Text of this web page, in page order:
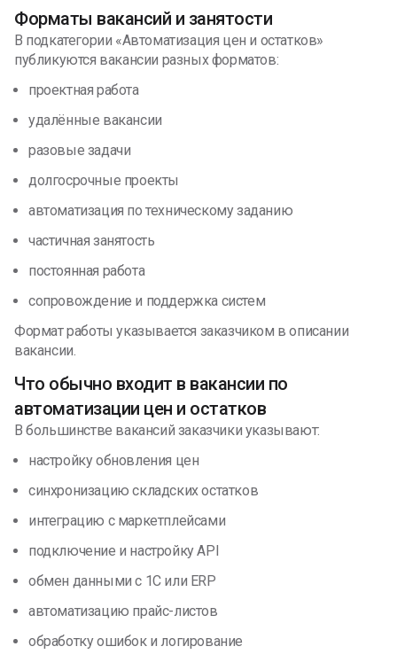
Форматы вакансий и занятости
В подкатегории «Автоматизация цен и остатков»
публикуются вакансии разных форматов:
проектная работа
удалённые вакансии
разовые задачи
долгосрочные проекты
автоматизация по техническому заданию
частичная занятость
постоянная работа
сопровождение и поддержка систем
Формат работы указывается заказчиком в описании
вакансии.
Что обычно входит в вакансии по
автоматизации цен и остатков
В большинстве вакансий заказчики указывают:
настройку обновления цен
синхронизацию складских остатков
интеграцию с маркетплейсами
подключение и настройку API
обмен данными с 1С или ERP
автоматизацию прайс-листов
обработку ошибок и логирование